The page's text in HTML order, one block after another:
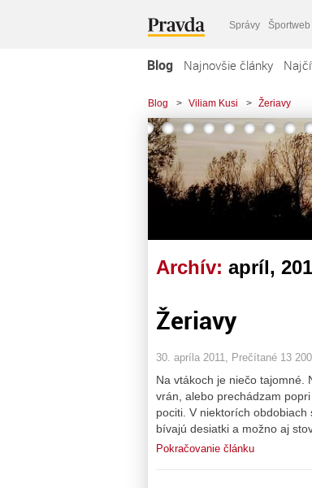
Správy Športweb
Blog Najnovšie články
Blog > Viliam Kusi > Žeriavy
Archív: apríl,
Žeriavy
30. apríla 2011, Prečítané 13
Na vtákoch je niečo
vrán, alebo prechádzam
pociti. V niektorích
bívajú desiatki a možno aj
Pokračovanie článku